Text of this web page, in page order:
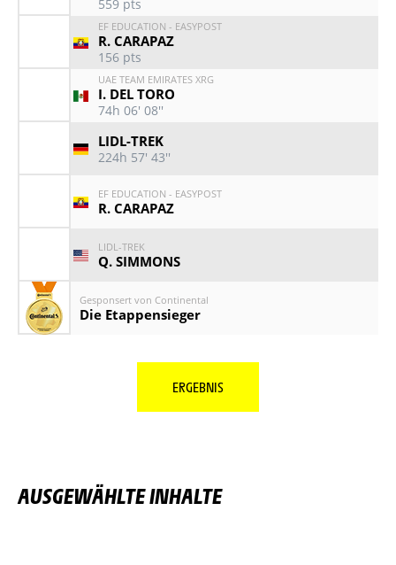
559 pts
EF EDUCATION - EASYPOST
R. CARAPAZ
156 pts
UAE TEAM EMIRATES XRG
I. DEL TORO
74h 06' 08''
LIDL-TREK
224h 57' 43''
EF EDUCATION - EASYPOST
R. CARAPAZ
LIDL-TREK
Q. SIMMONS
Gesponsert von Continental
Die Etappensieger
ERGEBNIS
AUSGEWÄHLTE INHALTE